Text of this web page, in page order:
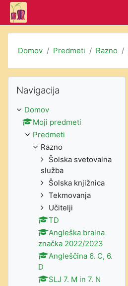
Preskoči na glavno vsebino
Domov Predmeti Razno
Navigacija
Domov
Moji predmeti
Predmeti
Razno
Šolska svetovalna
služba
Šolska knjižnica
Tekmovanja
Učitelji
TD
Angleška bralna
značka 2022/2023
Angleščina 6. C, 6.
D
SLJ 7. M in 7. N